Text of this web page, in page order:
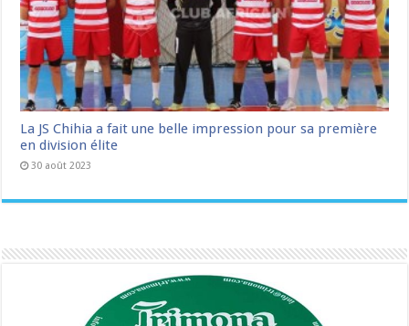
La JS Chihia a fait une belle impression pour sa première
en division élite
30 août 2023